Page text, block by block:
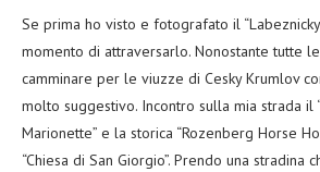
Se prima ho visto e fotografato il
momento di attraversarlo. Nonostante tutte
camminare per le viuzze di Cesky Krumlov
molto suggestivo. Incontro sulla mia strada il
Marionette” e la storica “Rozenberg Horse
“Chiesa di San Giorgio”. Prendo una stradina